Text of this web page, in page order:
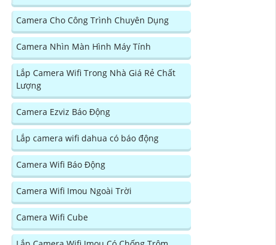
Camera Cho Công Trình Chuyên Dụng
Camera Nhìn Màn Hình Máy Tính
Lắp Camera Wifi Trong Nhà Giá Rẻ Chất
Lượng
Camera Ezviz Báo Động
Lắp camera wifi dahua có báo động
Camera Wifi Báo Động
Camera Wifi Imou Ngoài Trời
Camera Wifi Cube